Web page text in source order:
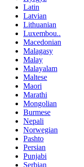
Latin
Latvian
Lithuanian
Luxembou..
Macedonian
Malagasy
Malay
Malayalam
Maltese
Maori
Marathi
Mongolian
Burmese
Nepali
Norwegian
Pashto
Persian
Punjabi
Serbian